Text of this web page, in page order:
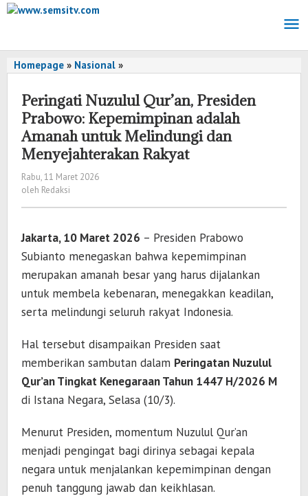
Lewati
Homepage » Nasional »
Qur’an,
Presiden
Prabowo:
Kepemimpinan
adalah
Menyejahterakan
Rakyat
Peringati Nuzulul Qur’an, Presiden
Prabowo: Kepemimpinan adalah
Amanah untuk Melindungi dan
Menyejahterakan Rakyat
Rabu, 11 Maret 2026
oleh Redaksi
Jakarta, 10 Maret 2026 – Presiden Prabowo
Subianto menegaskan bahwa kepemimpinan
merupakan amanah besar yang harus dijalankan
untuk membela kebenaran, menegakkan keadilan,
serta melindungi seluruh rakyat Indonesia.
Hal tersebut disampaikan Presiden saat
memberikan sambutan dalam Peringatan Nuzulul
Qur’an Tingkat Kenegaraan Tahun 1447 H/2026 M
di Istana Negara, Selasa (10/3).
Menurut Presiden, momentum Nuzulul Qur’an
menjadi pengingat bagi dirinya sebagai kepala
negara untuk menjalankan kepemimpinan dengan
penuh tanggung jawab dan keikhlasan.